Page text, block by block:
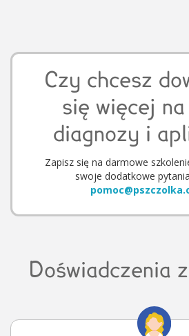
Czy chcesz
się więcej
diagnozy i
Zapisz się na darmowe
swoje dodatkowe
Doświadczenia